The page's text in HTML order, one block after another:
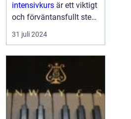
intensivkurs är ett viktigt
och förväntansfullt steg
för alla som vill komma
närmare naturen och lä...
31 juli 2024